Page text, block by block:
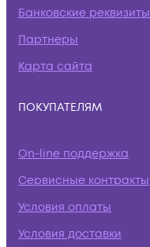
Банковские реквизиты
Партнеры
Карта сайта
ПОКУПАТЕЛЯМ
On-line поддержка
Сервисные контракты
Условия оплаты
Условия доставки